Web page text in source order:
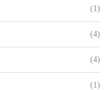
(1)
(4)
(4)
(1)